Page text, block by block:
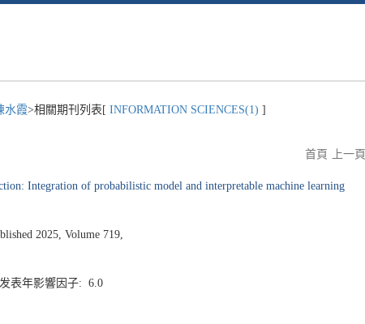
水霞>相關期刊列表[ INFORMATION SCIENCES(1) ]
首頁 上一頁
Integration of probabilistic model and interpretable machine learning
2025, Volume 719,
表年影響因子: 6.0